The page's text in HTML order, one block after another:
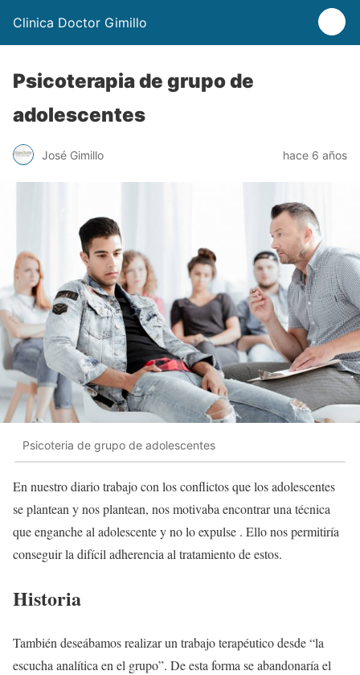
Clinica Doctor Gimillo
Psicoterapia de grupo de
adolescentes
José Gimillo hace 6 años
Psicoteria de grupo de adolescentes
En nuestro diario trabajo con los conflictos que los adolescentes
se plantean y nos plantean, nos motivaba encontrar una técnica
que enganche al adolescente y no lo expulse . Ello nos permitiría
conseguir la difícil adherencia al tratamiento de estos.
Historia
También deseábamos realizar un trabajo terapéutico desde “la
escucha analítica en el grupo”. De esta forma se abandonaría el